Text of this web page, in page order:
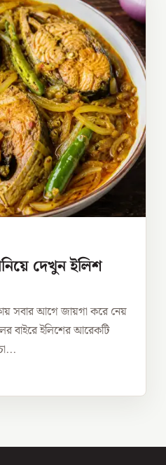
দেখুন ইলিশ
সবার আগে জায়গা করে নেয়
বাইরে ইলিশের আরেকটি